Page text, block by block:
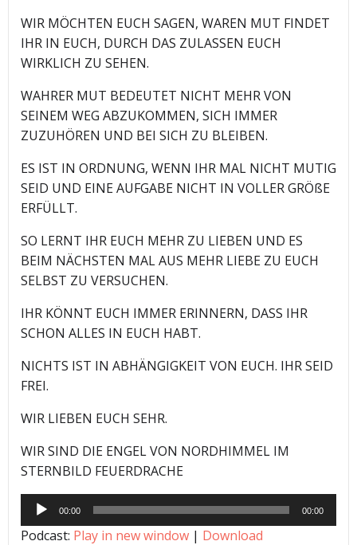
WIR MÖCHTEN EUCH SAGEN, WAREN MUT FINDET
IHR IN EUCH, DURCH DAS ZULASSEN EUCH
WIRKLICH ZU SEHEN.
WAHRER MUT BEDEUTET NICHT MEHR VON
SEINEM WEG ABZUKOMMEN, SICH IMMER
ZUZUHÖREN UND BEI SICH ZU BLEIBEN.
ES IST IN ORDNUNG, WENN IHR MAL NICHT MUTIG
SEID UND EINE AUFGABE NICHT IN VOLLER GRÖßE
ERFÜLLT.
SO LERNT IHR EUCH MEHR ZU LIEBEN UND ES
BEIM NÄCHSTEN MAL AUS MEHR LIEBE ZU EUCH
SELBST ZU VERSUCHEN.
IHR KÖNNT EUCH IMMER ERINNERN, DASS IHR
SCHON ALLES IN EUCH HABT.
NICHTS IST IN ABHÄNGIGKEIT VON EUCH. IHR SEID
FREI.
WIR LIEBEN EUCH SEHR.
WIR SIND DIE ENGEL VON NORDHIMMEL IM
STERNBILD FEUERDRACHE
Audio-
Player
00:00 00:00
Podcast: Play in new window | Download